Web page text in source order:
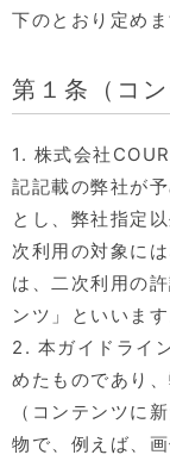
下のとおり定めま
第１条（コ
1. 株式会社
記記載の弊社が
とし、弊社指定
次利用の対象に
は、二次利用の
ンツ」といいます
2. 本ガイドライ
めたものであり
（コンテンツに
物で、例えば、